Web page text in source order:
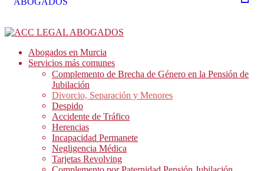
Abogados en Murcia
Servicios más comunes
Complemento de Brecha de Género en la Pensión de
Jubilación
Divorcio, Separación y Menores
Despido
Accidente de Tráfico
Herencias
Incapacidad Permanete
Negligencia Médica
Tarjetas Revolving